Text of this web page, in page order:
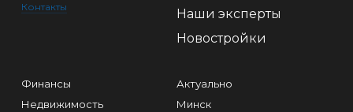
Контакты
Наши эксперты
Новостройки
Финансы
Недвижимость
Актуально
Минск